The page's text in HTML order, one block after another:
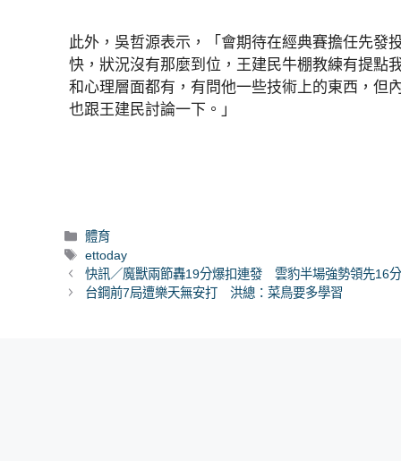
此外，吳哲源表示，「會期待在經典賽擔任先發
快，狀況沒有那麼到位，王建民牛棚教練有提點
和心理層面都有，有問他一些技術上的東西，但
也跟王建民討論一下。」
分
類
體育
標
籤
ettoday
快訊／魔獸兩節轟19分爆扣連發 雲豹半場強勢領先16
台鋼前7局遭樂天無安打 洪總：菜鳥要多學習